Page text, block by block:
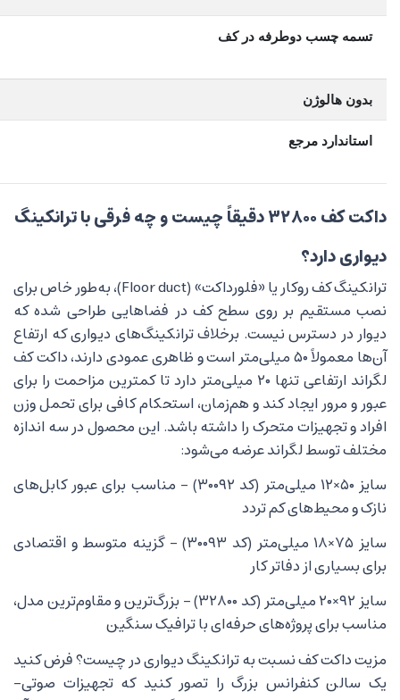
تسمه چسب دوطرفه در کف
بدون هالوژن
استاندارد مرجع
داکت کف ۳۲۸۰۰ دقیقاً چیست و چه فرقی با ترانکینگ
دیواری دارد؟
ترانکینگ کف روکار یا «فلورداکت» (Floor duct)، به‌طور خاص برای
نصب مستقیم بر روی سطح کف در فضاهایی طراحی شده که
دیوار در دسترس نیست. برخلاف ترانکینگ‌های دیواری که ارتفاع
آن‌ها معمولاً ۵۰ میلی‌متر است و ظاهری عمودی دارند، داکت کف
لگراند ارتفاعی تنها ۲۰ میلی‌متر دارد تا کمترین مزاحمت را برای
عبور و مرور ایجاد کند و هم‌زمان، استحکام کافی برای تحمل وزن
افراد و تجهیزات متحرک را داشته باشد. این محصول در سه اندازه
مختلف توسط لگراند عرضه می‌شود:
سایز ۵۰×۱۲ میلی‌متر (کد ۳۰۰۹۲) – مناسب برای عبور کابل‌های
نازک و محیط‌های کم تردد
سایز ۷۵×۱۸ میلی‌متر (کد ۳۰۰۹۳) – گزینه متوسط و اقتصادی
برای بسیاری از دفاتر کار
سایز ۹۲×۲۰ میلی‌متر (کد ۳۲۸۰۰) – بزرگ‌ترین و مقاوم‌ترین مدل،
مناسب برای پروژه‌های حرفه‌ای با ترافیک سنگین
مزیت داکت کف نسبت به ترانکینگ دیواری در چیست؟ فرض کنید
یک سالن کنفرانس بزرگ را تصور کنید که تجهیزات صوتی-